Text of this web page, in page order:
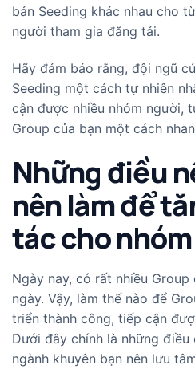
bản Seeding khác nhau cho
người tham gia đăng tải.
Hãy đảm bảo rằng, đội ngũ
Seeding một cách tự nhiên
cận được nhiều nhóm người,
Group của bạn một cách
Những điều
nên làm để
tác cho
Ngày nay, có rất nhiều
ngày. Vậy, làm thế nào để
triển thành công, tiếp cận
Dưới đây chính là những điều
ngành khuyên bạn nên lưu